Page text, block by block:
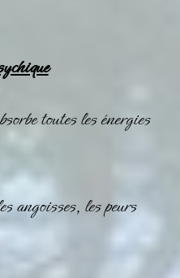
toutes les énergies
angoisses, les peurs